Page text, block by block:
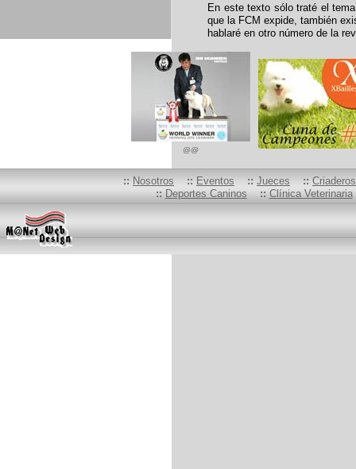
En este texto sólo traté el
que la FCM expide, también
hablaré en otro número de la
@@
:: Nosotros :: Eventos :: Jueces ::
:: Deportes Caninos :: Clínica Veterinaria